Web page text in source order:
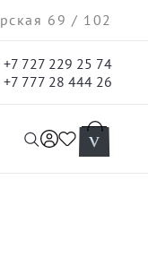
69 / 102
+7 727 229 25 74
+7 777 28 444 26